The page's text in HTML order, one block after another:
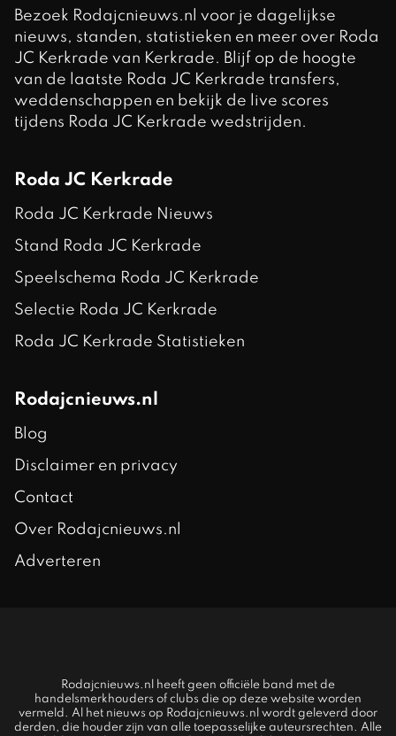
Bezoek Rodajcnieuws.nl voor je dagelijkse
nieuws, standen, statistieken en meer over Roda
JC Kerkrade van Kerkrade. Blijf op de hoogte
van de laatste Roda JC Kerkrade transfers,
weddenschappen en bekijk de live scores
tijdens Roda JC Kerkrade wedstrijden.
Roda JC Kerkrade
Roda JC Kerkrade Nieuws
Stand Roda JC Kerkrade
Speelschema Roda JC Kerkrade
Selectie Roda JC Kerkrade
Roda JC Kerkrade Statistieken
Rodajcnieuws.nl
Blog
Disclaimer en privacy
Contact
Over Rodajcnieuws.nl
Adverteren
Rodajcnieuws.nl heeft geen officiële band met de
handelsmerkhouders of clubs die op deze website worden
vermeld. Al het nieuws op Rodajcnieuws.nl wordt geleverd door
derden, die houder zijn van alle toepasselijke auteursrechten. Alle